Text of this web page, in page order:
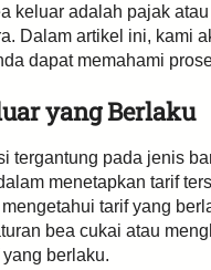
keluar adalah pajak
Dalam artikel ini, kami
dapat memahami
yang Berlaku
tergantung pada jenis
menetapkan tarif
tarif yang
bea cukai atau
berlaku.